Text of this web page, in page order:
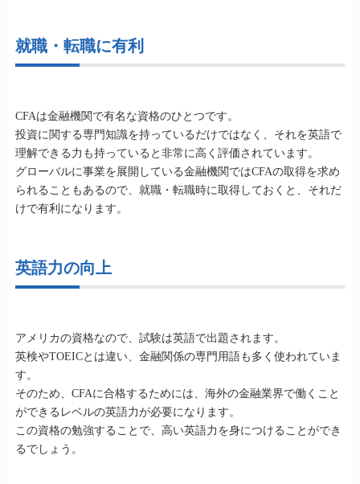
就職・転職に有利
CFAは金融機関で有名な資格のひとつです。
投資に関する専門知識を持っているだけではなく、それを英語で
理解できる力も持っていると非常に高く評価されています。
グローバルに事業を展開している金融機関ではCFAの取得を求め
られることもあるので、就職・転職時に取得しておくと、それだ
けで有利になります。
英語力の向上
アメリカの資格なので、試験は英語で出題されます。
英検やTOEICとは違い、金融関係の専門用語も多く使われていま
す。
そのため、CFAに合格するためには、海外の金融業界で働くこと
ができるレベルの英語力が必要になります。
この資格の勉強することで、高い英語力を身につけることができ
るでしょう。